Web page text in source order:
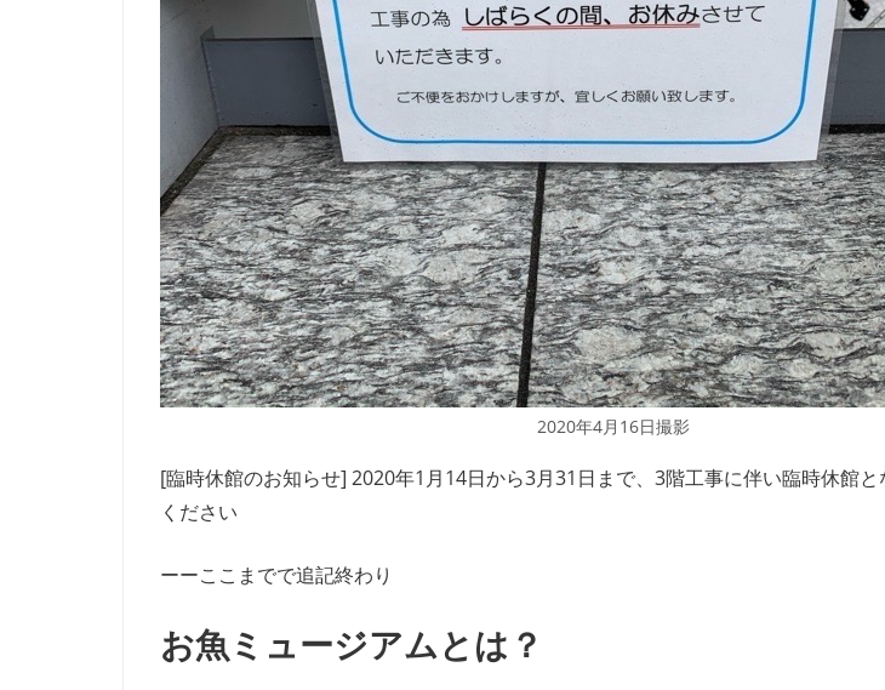
2020年4月16日撮影
[臨時休館のお知らせ] 2020年1月14日から3月31日まで、3階工事に伴い臨時休館
ください
ーーここまでで追記終わり
お魚ミュージアムとは？